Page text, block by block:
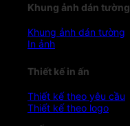
Khung ảnh dán tường
Khung ảnh dán tường
In ảnh
Thiết kế in ấn
Thiết kế theo yêu cầu
Thiết kế theo logo